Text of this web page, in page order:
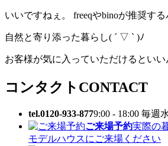
いいですねぇ。 freeqやbinoが推奨する
自然と寄り添った暮らし( ´ ▽ ` )ﾉ
お客様が気に入っていただけるといい
コンタクト CONTACT
tel.0120-933-8779:00 - 18:00 毎週
ご来場予約実際の
モデルハウスにご来場ください